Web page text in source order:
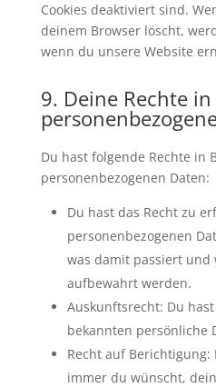
Cookies deaktiviert sind.
deinem Browser löscht,
wenn du unsere Website
9. Deine Rechte
Du hast folgende Rechte in
personenbezogenen Daten:
Du hast das Recht zu
personenbezogenen
was damit passiert und
aufbewahrt werden.
Auskunftsrecht: Du
bekannten persönliche
Recht auf Berichtigung:
immer du wünscht,